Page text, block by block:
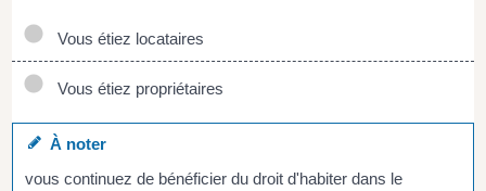
Vous étiez locataires
Vous étiez propriétaires
À noter
vous continuez de bénéficier du droit d'habiter dans le